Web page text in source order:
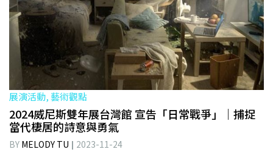
展演活動, 藝術觀點
2024威尼斯雙年展台灣館 宣告「日常戰爭」｜捕捉
當代棲居的詩意與勇氣
BY MELODY TU
2023-11-24